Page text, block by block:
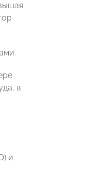
в
и